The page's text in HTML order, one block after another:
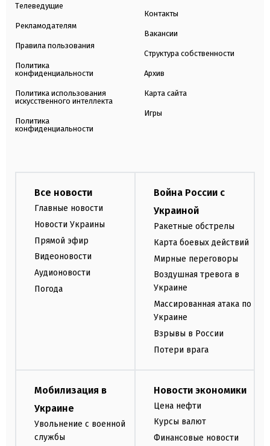
Телеведущие
Рекламодателям
Правила пользования
Политика
конфиденциальности
Политика использования
искусственного интеллекта
Политика
конфиденциальности
Контакты
Вакансии
Структура собственности
Архив
Карта сайта
Игры
Все новости
Главные новости
Новости Украины
Прямой эфир
Видеоновости
Аудионовости
Погода
Война России с
Украиной
Ракетные обстрелы
Карта боевых действий
Мирные переговоры
Воздушная тревога в
Украине
Массированная атака по
Украине
Взрывы в России
Потери врага
Мобилизация в
Украине
Увольнение с военной
службы
Новости экономики
Цена нефти
Курсы валют
Финансовые новости